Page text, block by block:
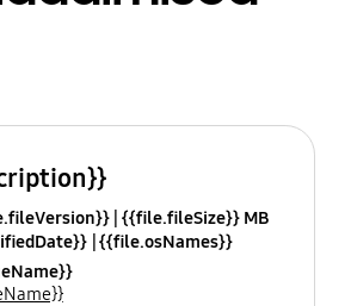
{{file.fileSize}} MB
{{file.osNames}}